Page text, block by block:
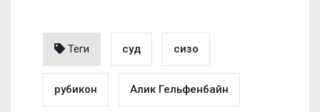
Теги суд сизо
рубикон Алик Гельфенбайн